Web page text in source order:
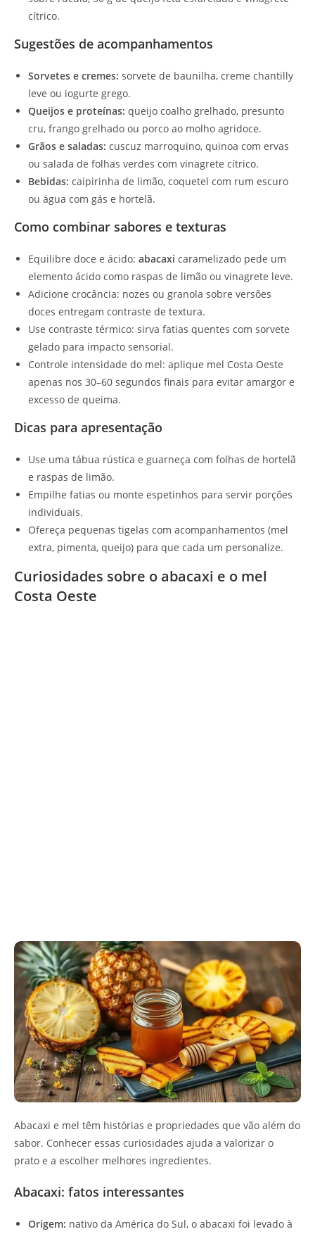
cítrico.
Sugestões de acompanhamentos
Sorvetes e cremes: sorvete de baunilha, creme chantilly
leve ou iogurte grego.
Queijos e proteínas: queijo coalho grelhado, presunto
cru, frango grelhado ou porco ao molho agridoce.
Grãos e saladas: cuscuz marroquino, quinoa com ervas
ou salada de folhas verdes com vinagrete cítrico.
Bebidas: caipirinha de limão, coquetel com rum escuro
ou água com gás e hortelã.
Como combinar sabores e texturas
Equilibre doce e ácido: abacaxi caramelizado pede um
elemento ácido como raspas de limão ou vinagrete leve.
Adicione crocância: nozes ou granola sobre versões
doces entregam contraste de textura.
Use contraste térmico: sirva fatias quentes com sorvete
gelado para impacto sensorial.
Controle intensidade do mel: aplique mel Costa Oeste
apenas nos 30–60 segundos finais para evitar amargor e
excesso de queima.
Dicas para apresentação
Use uma tábua rústica e guarneça com folhas de hortelã
e raspas de limão.
Empilhe fatias ou monte espetinhos para servir porções
individuais.
Ofereça pequenas tigelas com acompanhamentos (mel
extra, pimenta, queijo) para que cada um personalize.
Curiosidades sobre o abacaxi e o mel
Costa Oeste
Abacaxi e mel têm histórias e propriedades que vão além do
sabor. Conhecer essas curiosidades ajuda a valorizar o
prato e a escolher melhores ingredientes.
Abacaxi: fatos interessantes
Origem: nativo da América do Sul, o abacaxi foi levado à